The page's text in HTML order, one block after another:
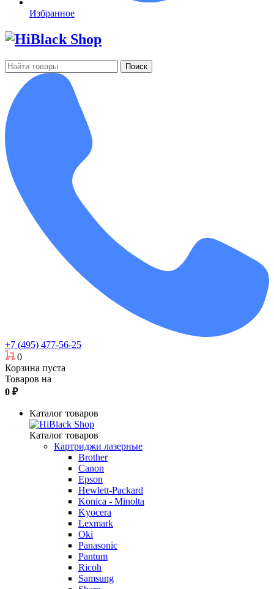
Избранное
Поиск
+7 (495) 477-56-25
0
Корзина пуста
Товаров на
0 ₽
Каталог товаров
Каталог товаров
Картриджи лазерные
Brother
Canon
Epson
Hewlett-Packard
Konica - Minolta
Kyocera
Lexmark
Oki
Panasonic
Pantum
Ricoh
Samsung